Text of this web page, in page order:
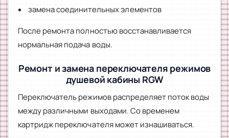
замена соединительных элементов
После ремонта полностью восстанавливается
нормальная подача воды.
Ремонт и замена переключателя режимов
душевой кабины RGW
Переключатель режимов распределяет поток воды
между различными выходами. Со временем
картридж переключателя может изнашиваться.